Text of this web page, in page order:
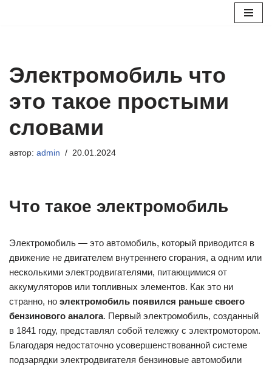
Электромобиль что
это такое простыми
словами
автор: admin 20.01.2024
Что такое электромобиль
Электромобиль — это автомобиль, который приводится в
движение не двигателем внутреннего сгорания, а одним или
несколькими электродвигателями, питающимися от
аккумуляторов или топливных элементов. Как это ни
странно, но электромобиль появился раньше своего
бензинового аналога. Первый электромобиль, созданный
в 1841 году, представлял собой тележку с электромотором.
Благодаря недостаточно усовершенствованной системе
подзарядки электродвигателя бензиновые автомобили